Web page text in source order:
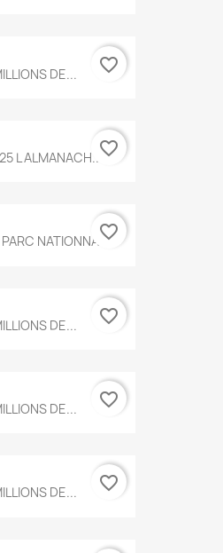
DE... favorite_border
L ALMANACH...favorite_border
NATIONNAL...
favorite_border
DE... favorite_border
DE... favorite_border
DE... favorite_border